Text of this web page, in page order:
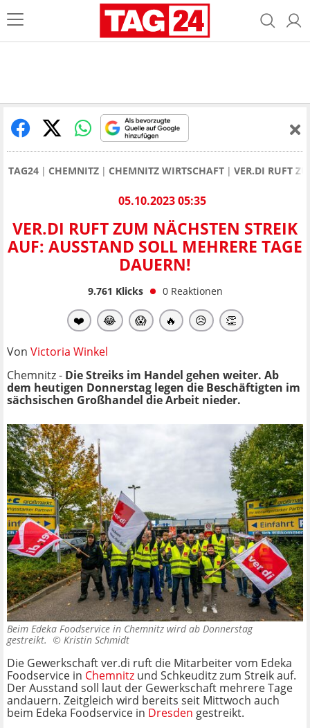
TAG24 CHEMNITZ CHEMNITZ WIRTSCHAFT VER.DI RUFT
05.10.2023 05:35
VER.DI RUFT ZUM NÄCHSTEN STREIK
AUF: AUSSTAND SOLL MEHRERE TAGE
DAUERN!
9.761 Klicks 0 Reaktionen
❤️ 😂 😱 🔥 😥 👏
Von Victoria Winkel
Chemnitz - Die Streiks im Handel gehen weiter. Ab
dem heutigen Donnerstag legen die Beschäftigten im
sächsischen Großhandel die Arbeit nieder.
Beim Edeka Foodservice in Chemnitz wird ab Donnerstag
gestreikt. © Kristin Schmidt
Die Gewerkschaft ver.di ruft die Mitarbeiter vom Edeka
Foodservice in Chemnitz und Schkeuditz zum Streik auf.
Der Ausstand soll laut der Gewerkschaft mehrere Tage
andauern. Zeitgleich wird bereits seit Mittwoch auch
beim Edeka Foodservice in Dresden gestreikt.